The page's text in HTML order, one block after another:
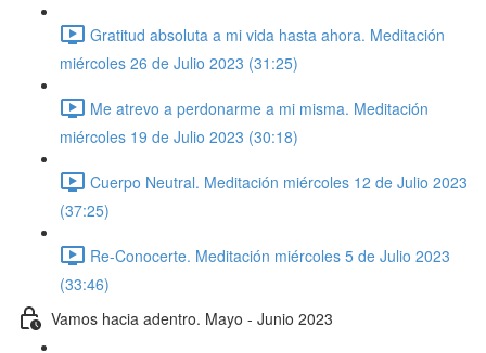
Gratitud absoluta a mi vida hasta ahora. Meditación
miércoles 26 de Julio 2023 (31:25)
Me atrevo a perdonarme a mi misma. Meditación
miércoles 19 de Julio 2023 (30:18)
Cuerpo Neutral. Meditación miércoles 12 de Julio 2023
(37:25)
Re-Conocerte. Meditación miércoles 5 de Julio 2023
(33:46)
Vamos hacia adentro. Mayo - Junio 2023